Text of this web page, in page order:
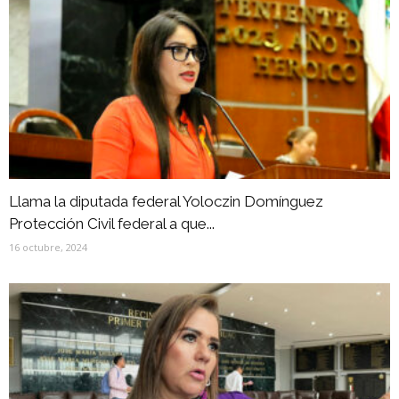
Llama la diputada federal Yoloczin Domínguez
Protección Civil federal a que...
16 octubre, 2024